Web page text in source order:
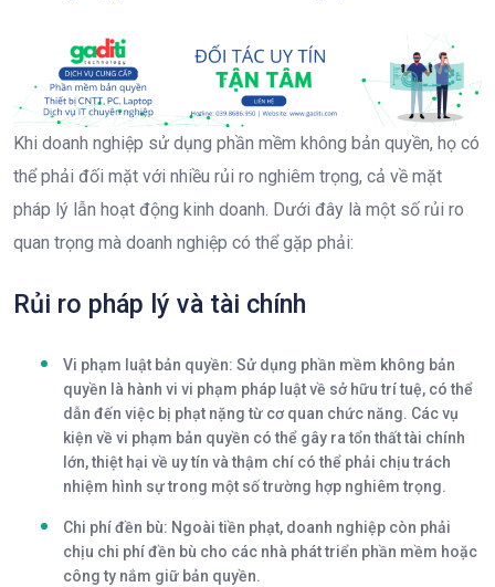
Khi doanh nghiệp sử dụng phần mềm không bản quyền, họ có
thể phải đối mặt với nhiều rủi ro nghiêm trọng, cả về mặt
pháp lý lẫn hoạt động kinh doanh. Dưới đây là một số rủi ro
quan trọng mà doanh nghiệp có thể gặp phải:
Rủi ro pháp lý và tài chính
Vi phạm luật bản quyền: Sử dụng phần mềm không bản
quyền là hành vi vi phạm pháp luật về sở hữu trí tuệ, có thể
dẫn đến việc bị phạt nặng từ cơ quan chức năng. Các vụ
kiện về vi phạm bản quyền có thể gây ra tổn thất tài chính
lớn, thiệt hại về uy tín và thậm chí có thể phải chịu trách
nhiệm hình sự trong một số trường hợp nghiêm trọng.
Chi phí đền bù: Ngoài tiền phạt, doanh nghiệp còn phải
chịu chi phí đền bù cho các nhà phát triển phần mềm hoặc
công ty nắm giữ bản quyền.